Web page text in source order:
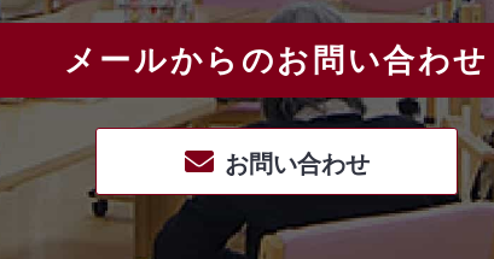
メールからのお問い合わせ
お問い合わせ